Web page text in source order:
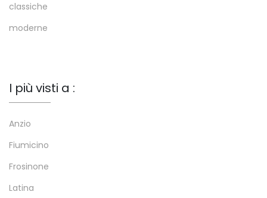
classiche
moderne
I più visti a :
Anzio
Fiumicino
Frosinone
Latina